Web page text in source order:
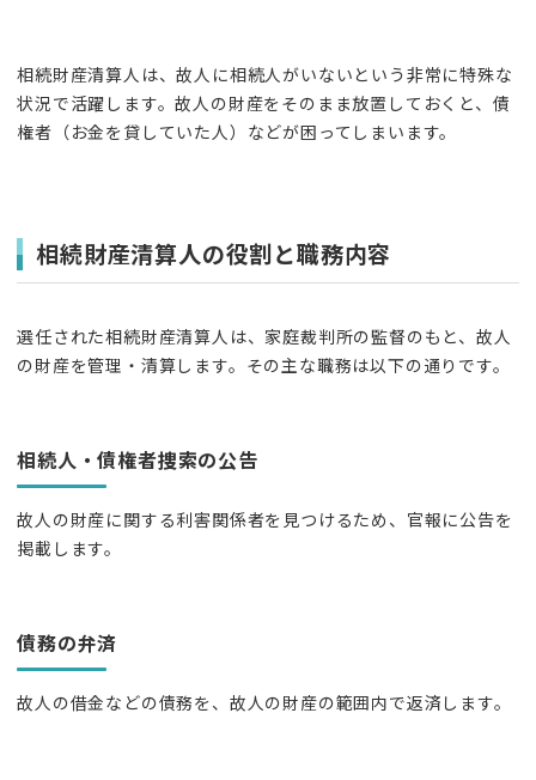
相続財産清算人は、故人に相続人がいないという非常に特殊な
状況で活躍します。故人の財産をそのまま放置しておくと、債
権者（お金を貸していた人）などが困ってしまいます。
相続財産清算人の役割と職務内容
選任された相続財産清算人は、家庭裁判所の監督のもと、故人
の財産を管理・清算します。その主な職務は以下の通りです。
相続人・債権者捜索の公告
故人の財産に関する利害関係者を見つけるため、官報に公告を
掲載します。
債務の弁済
故人の借金などの債務を、故人の財産の範囲内で返済します。